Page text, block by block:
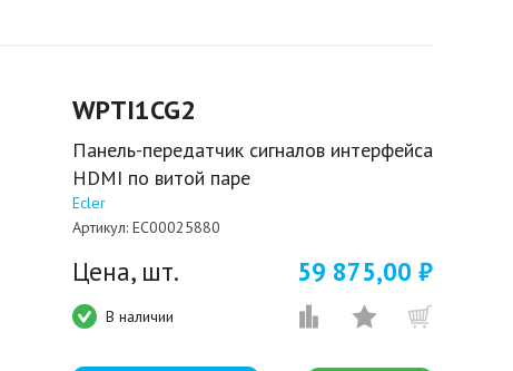
WPTI1CG2
Панель-передатчик сигналов интерфейса
HDMI по витой паре
Ecler
Артикул: EC00025880
Цена, шт. 59 875,00 ₽
В наличии